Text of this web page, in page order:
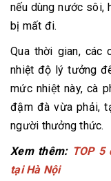
nếu dùng nước sôi,
bị mất đi.
Qua thời gian, các
nhiệt độ lý tưởng
mức nhiệt này, cà
đậm đà vừa phải,
người thưởng thức.
Xem thêm: TOP
tại Hà Nội